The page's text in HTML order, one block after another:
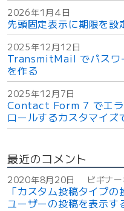
テ
ー
ブ
ル
を
区
別
す
”
の
2026年1月4日
先頭固定表示に期限を設
2025年12月12日
TransmitMail でパスワ
を作る
2025年12月7日
Contact Form 7 でエラ
ロールするカスタマイズ
最近のコメント
2020年8月20日 ビギナ
「カスタム投稿タイプ
ユーザーの投稿を表示す